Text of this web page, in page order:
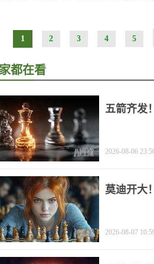
1 2 3 4 5
都在看
五箭齐发
2026-08-06
莫迪开大
2026-08-07